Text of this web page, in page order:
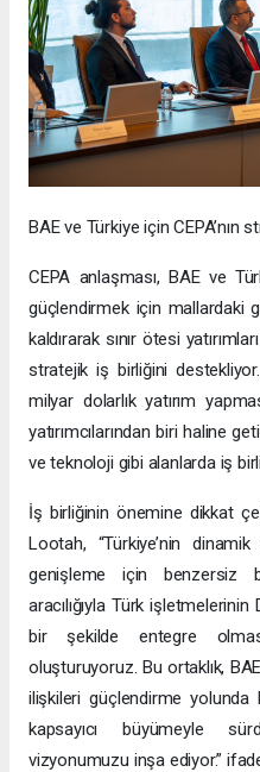
BAE ve Türkiye için CEPA’nın
CEPA anlaşması, BAE ve
güçlendirmek için mallardaki
kaldırarak sınır ötesi
stratejik iş birliğini
milyar dolarlık yatırım
yatırımcılarından biri haline
ve teknoloji gibi alanlarda iş
İş birliğinin önemine dikkat
Lootah, “Türkiye’nin
genişleme için benzersiz
aracılığıyla Türk
bir şekilde entegre
oluşturuyoruz. Bu ortaklık,
ilişkileri güçlendirme
kapsayıcı büyümeyle
vizyonumuzu inşa ediyor.”